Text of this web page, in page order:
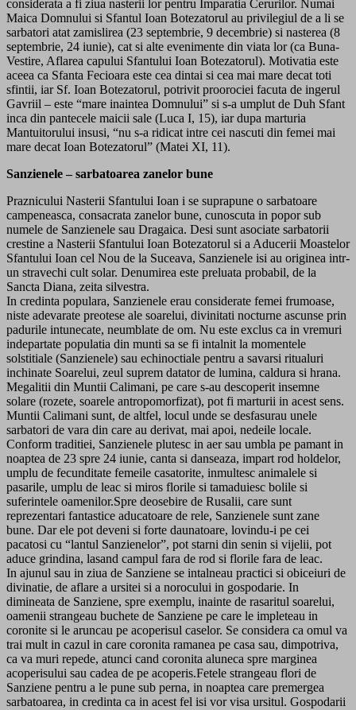
considerata a fi ziua nasterii lor pentru Imparatia Cerurilor. Numai
Maica Domnului si Sfantul Ioan Botezatorul au privilegiul de a li se
sarbatori atat zamislirea (23 septembrie, 9 decembrie) si nasterea (8
septembrie, 24 iunie), cat si alte evenimente din viata lor (ca Buna-
Vestire, Aflarea capului Sfantului Ioan Botezatorul). Motivatia este
aceea ca Sfanta Fecioara este cea dintai si cea mai mare decat toti
sfintii, iar Sf. Ioan Botezatorul, potrivit proorociei facuta de ingerul
Gavriil – este “mare inaintea Domnului” si s-a umplut de Duh Sfant
inca din pantecele maicii sale (Luca I, 15), iar dupa marturia
Mantuitorului insusi, “nu s-a ridicat intre cei nascuti din femei mai
mare decat Ioan Botezatorul” (Matei XI, 11).
Sanzienele – sarbatoarea zanelor bune
Praznicului Nasterii Sfantului Ioan i se suprapune o sarbatoare
campeneasca, consacrata zanelor bune, cunoscuta in popor sub
numele de Sanzienele sau Dragaica. Desi sunt asociate sarbatorii
crestine a Nasterii Sfantului Ioan Botezatorul si a Aducerii Moastelor
Sfantului Ioan cel Nou de la Suceava, Sanzienele isi au originea intr-
un stravechi cult solar. Denumirea este preluata probabil, de la
Sancta Diana, zeita silvestra.
In credinta populara, Sanzienele erau considerate femei frumoase,
niste adevarate preotese ale soarelui, divinitati nocturne ascunse prin
padurile intunecate, neumblate de om. Nu este exclus ca in vremuri
indepartate populatia din munti sa se fi intalnit la momentele
solstitiale (Sanzienele) sau echinoctiale pentru a savarsi ritualuri
inchinate Soarelui, zeul suprem datator de lumina, caldura si hrana.
Megalitii din Muntii Calimani, pe care s-au descoperit insemne
solare (rozete, soarele antropomorfizat), pot fi marturii in acest sens.
Muntii Calimani sunt, de altfel, locul unde se desfasurau unele
sarbatori de vara din care au derivat, mai apoi, nedeile locale.
Conform traditiei, Sanzienele plutesc in aer sau umbla pe pamant in
noaptea de 23 spre 24 iunie, canta si danseaza, impart rod holdelor,
umplu de fecunditate femeile casatorite, inmultesc animalele si
pasarile, umplu de leac si miros florile si tamaduiesc bolile si
suferintele oamenilor.Spre deosebire de Rusalii, care sunt
reprezentari fantastice aducatoare de rele, Sanzienele sunt zane
bune. Dar ele pot deveni si forte daunatoare, lovindu-i pe cei
pacatosi cu “lantul Sanzienelor”, pot starni din senin si vijelii, pot
aduce grindina, lasand campul fara de rod si florile fara de leac.
In ajunul sau in ziua de Sanziene se intalneau practici si obiceiuri de
divinatie, de aflare a ursitei si a norocului in gospodarie. In
dimineata de Sanziene, spre exemplu, inainte de rasaritul soarelui,
oamenii strangeau buchete de Sanziene pe care le impleteau in
coronite si le aruncau pe acoperisul caselor. Se considera ca omul va
trai mult in cazul in care coronita ramanea pe casa sau, dimpotriva,
ca va muri repede, atunci cand coronita aluneca spre marginea
acoperisului sau cadea de pe acoperis.Fetele strangeau flori de
Sanziene pentru a le pune sub perna, in noaptea care premergea
sarbatoarea, in credinta ca in acest fel isi vor visa ursitul. Gospodarii